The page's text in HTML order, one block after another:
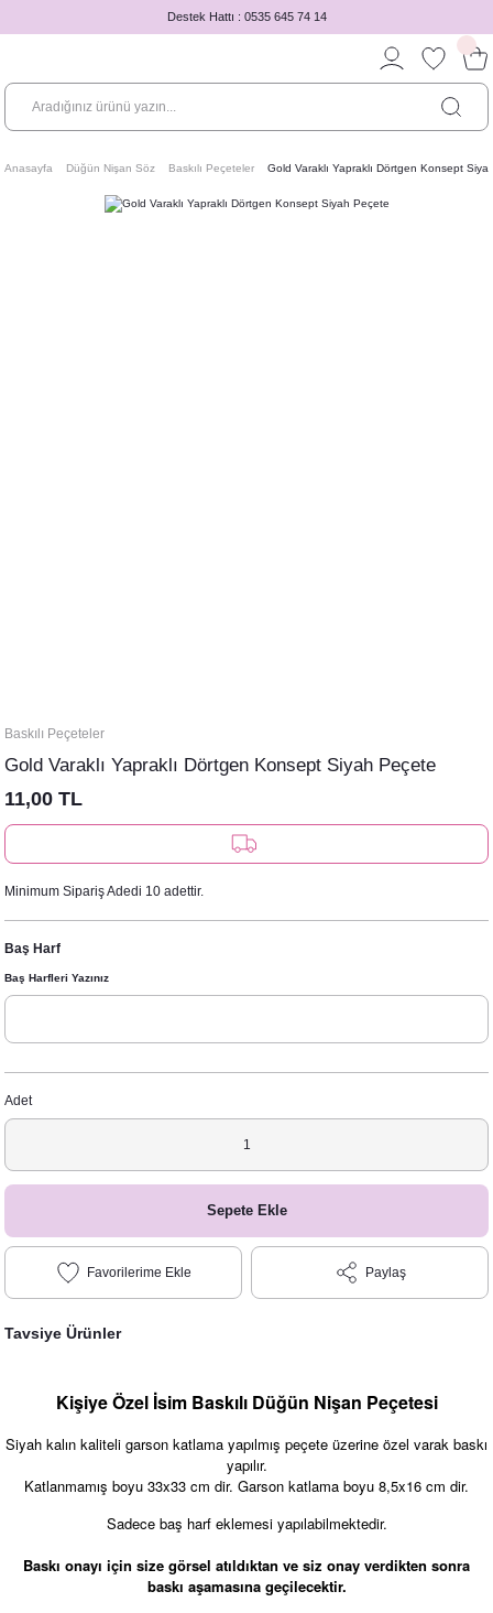
Destek Hattı : 0535 645 74 14
Anasayfa Düğün Nişan Söz Baskılı Peçeteler Gold Varaklı Yapraklı Dörtgen Konsept
Baskılı Peçeteler
Gold Varaklı Yapraklı Dörtgen Konsept Siyah Peçete
11,00 TL
Minimum Sipariş Adedi 10 adettir.
Baş Harf
Baş Harfleri Yazınız
Adet
Sepete Ekle
Paylaş
Tavsiye Ürünler
Kişiye Özel İsim Baskılı Düğün Nişan Peçetesi
Siyah kalın kaliteli garson katlama yapılmış peçete üzerine özel varak baskı
yapılır.
Katlanmamış boyu 33x33 cm dir. Garson katlama boyu 8,5x16 cm dir.
Sadece baş harf eklemesi yapılabilmektedir.
Baskı onayı için size görsel atıldıktan ve siz onay verdikten sonra
baskı aşamasına geçilecektir.